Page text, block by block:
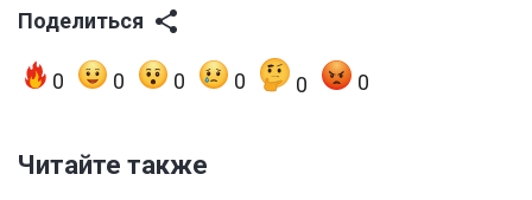
Поделиться
0 0 0 0 0 0
Читайте также